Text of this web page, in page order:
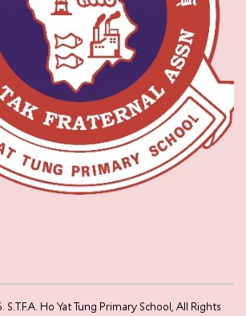
Ho Yat Tung Primary School, All Rights